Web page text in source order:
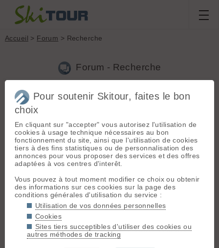
Accueil > Forum > Recherche
Forum - Recherche
Nouveau sujet|Voir tous les sujets
6 résultats
Probleme pub avec une discussion(Kasgrain le
04.03.2018 à 12:09)
Merci, j'ai cherché mais pas trouvé ce bouton. Désolé. J'ai
toujours du mal avec les versions mobile 🙁
Probleme pub avec une discussion
(Kasgrain le
04.03.2018 à 10:43)
Bonjour J'ai créé une discussion dans recherche coéquipiers.
Recherche snowboarder pour rando dans 64 65. Il ya que des
pub malvaillante en réponse. Est il possible à un admin de
supprimer ou fermer cette discussions car sa pollue inu...
Recherche partenaire de jeux Pyrénées
Pour soutenir Skitour, faites le bon
choix
En cliquant sur "accepter" vous autorisez l'utilisation de
cookies à usage technique nécessaires au bon
fonctionnement du site, ainsi que l'utilisation de cookies
tiers à des fins statistiques ou de personnalisation des
annonces pour vous proposer des services et des offres
adaptées à vos centres d'interêt.
Vous pouvez à tout moment modifier ce choix ou obtenir
des informations sur ces cookies sur la page des
conditions générales d'utilisation du service :
Utilisation de vos données personnelles
Cookies
Sites tiers succeptibles d'utiliser des cookies ou
autres méthodes de tracking